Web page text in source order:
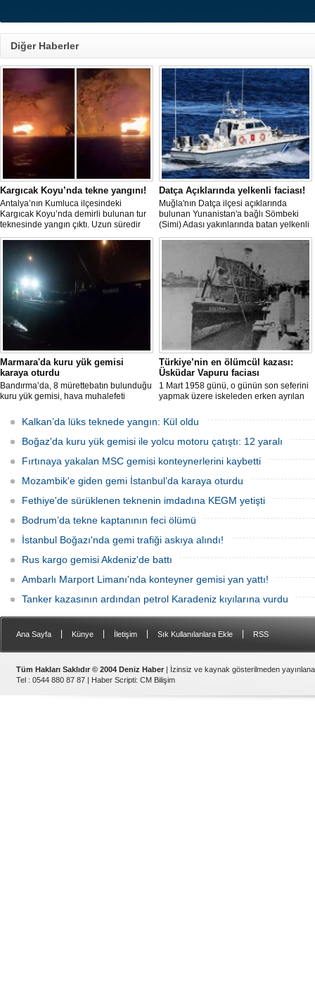
Diğer Haberler
Kargıcak Koyu’nda tekne yangını!
Antalya’nın Kumluca ilçesindeki
Kargıcak Koyu’nda demirli bulunan tur
teknesinde yangın çıktı. Uzun süredir
kullanılmadığı belirtilen ve içerisinde
kimsenin bulunmadığı tekne, itfaiyenin
karadan müdahale edememesi
nedeniyle tamamen yanarak
kullanılamaz hale geldi.
Datça Açıklarında yelkenli faciası!
Muğla'nın Datça ilçesi açıklarında
bulunan Yunanistan'a bağlı Sömbeki
(Simi) Adası yakınlarında batan yelkenli
teknedeki 9 kişiden 8'i sağ olarak
kurtarılırken, kaybolan 1 kişi için deniz
ve havadan geniş çaplı arama kurtarma
çalışması başlatıldı.
Marmara'da kuru yük gemisi
karaya oturdu
Bandırma’da, 8 mürettebatın bulunduğu
kuru yük gemisi, hava muhalefeti
kurtarma çalışmaları sürüyor.
Türkiye’nin en ölümcül kazası:
Üsküdar Vapuru faciası
1 Mart 1958 günü, o günün son seferini
yapmak üzere iskeleden erken ayrılan
dönemedi.
Kalkan’da lüks teknede yangın: Kül oldu
Boğaz'da kuru yük gemisi ile yolcu motoru çatıştı: 12 yaralı
Fırtınaya yakalan MSC gemisi konteynerlerini kaybetti
Mozambik'e giden gemi İstanbul’da karaya oturdu
Fethiye'de sürüklenen teknenin imdadına KEGM yetişti
Bodrum’da tekne kaptanının feci ölümü
İstanbul Boğazı'nda gemi trafiği askıya alındı!
Rus kargo gemisi Akdeniz'de battı
Ambarlı Marport Limanı'nda konteyner gemisi yan yattı!
Tanker kazasının ardından petrol Karadeniz kıyılarına vurdu
Ana Sayfa Künye İletişim Sık Kullanılanlara Ekle RSS
Tüm Hakları Saklıdır © 2004 Deniz Haber | İzinsiz ve kaynak gösterilmeden
Tel : 0544 880 87 87 | Haber Scripti: CM Bilişim